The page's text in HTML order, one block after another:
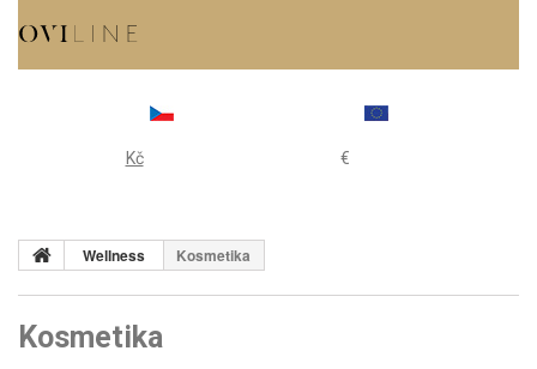
Kč €
Wellness Kosmetika
Kosmetika